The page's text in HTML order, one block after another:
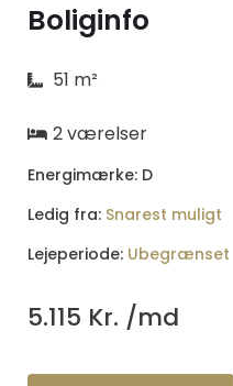
Boliginfo
51 m²
2 værelser
Energimærke: D
Ledig fra: Snarest muligt
Lejeperiode: Ubegrænset
5.115 Kr. /md